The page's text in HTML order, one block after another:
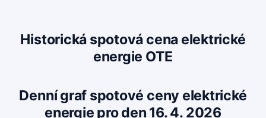
Historická spotová cena elektrické
energie OTE
Denní graf spotové ceny elektrické
energie pro den 16. 4. 2026